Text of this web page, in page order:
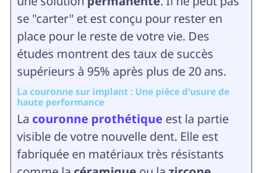
se "carter" et est conçu pour rester en
place pour le reste de votre vie. Des
études montrent des taux de succès
supérieurs à 95% après plus de 20 ans.
La couronne sur implant : Une pièce d'usure de
haute performance
La couronne prothétique est la partie
visible de votre nouvelle dent. Elle est
fabriquée en matériaux très résistants